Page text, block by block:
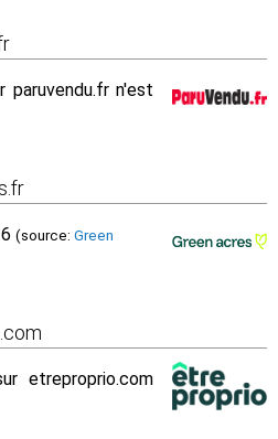
paruvendu.fr n'est
(source: Green
etreproprio.com